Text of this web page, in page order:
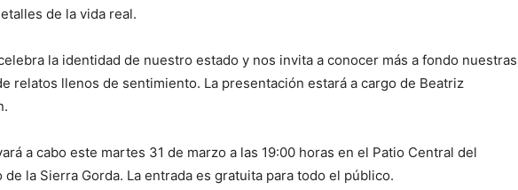
de la vida real.
la identidad de nuestro estado y nos invita a conocer más a fondo nuestras
relatos llenos de sentimiento. La presentación estará a cargo de Beatriz
a cabo este martes 31 de marzo a las 19:00 horas en el Patio Central del
la Sierra Gorda. La entrada es gratuita para todo el público.